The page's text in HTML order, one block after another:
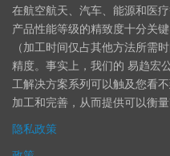
在航空航天、汽车、能源和医
产品性能等级的精致度十分关
（加工时间仅占其他方法所需
精度。事实上，我们的 易趋宏
工解决方案系列可以触及您看
加工和完善，从而提供可以衡量
隐私政策